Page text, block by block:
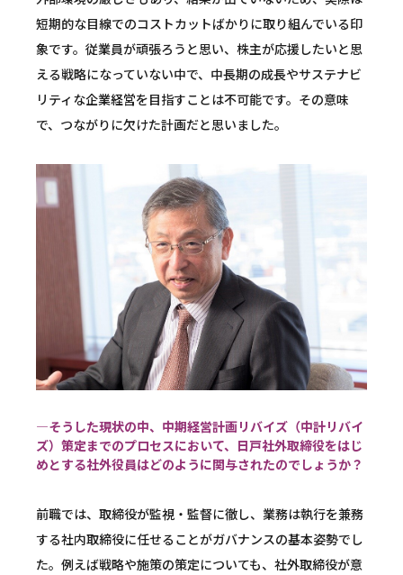
短期的な目線でのコストカットばかりに取り組んでいる印
象です。従業員が頑張ろうと思い、株主が応援したいと思
える戦略になっていない中で、中長期の成長やサステナビ
リティな企業経営を目指すことは不可能です。その意味
で、つながりに欠けた計画だと思いました。
―そうした現状の中、中期経営計画リバイズ（中計リバイ
ズ）策定までのプロセスにおいて、日戸社外取締役をはじ
めとする社外役員はどのように関与されたのでしょうか？
前職では、取締役が監視・監督に徹し、業務は執行を兼務
する社内取締役に任せることがガバナンスの基本姿勢でし
た。例えば戦略や施策の策定についても、社外取締役が意